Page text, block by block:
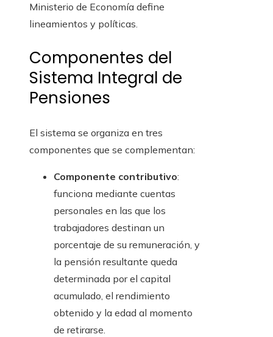
Ministerio de Economía define
lineamientos y políticas.
Componentes del
Sistema Integral de
Pensiones
El sistema se organiza en tres
componentes que se complementan:
Componente contributivo:
funciona mediante cuentas
personales en las que los
trabajadores destinan un
porcentaje de su remuneración, y
la pensión resultante queda
determinada por el capital
acumulado, el rendimiento
obtenido y la edad al momento
de retirarse.